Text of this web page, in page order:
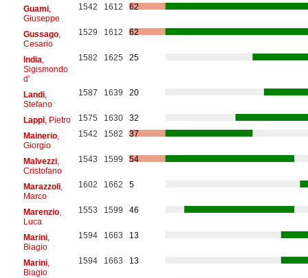
Guami,
Giuseppe
1542 1612 62
Gussago,
Cesario
1529 1612 62
India
Sigismondo
d'
1582 1625 25
Landi,
Stefano
1587 1639 20
Lappi, Pietro 1575 1630
32
Mainerio,
Giorgio
1542 1582 37
Malvezzi,
Cristofano
1543 1599 54
Marazzoli,
Marco
1602 1662 5
Marenzio,
Luca
1553 1599 46
Marini,
Biagio
1594 1663 13
Marini,
Biagio
1594 1663 13